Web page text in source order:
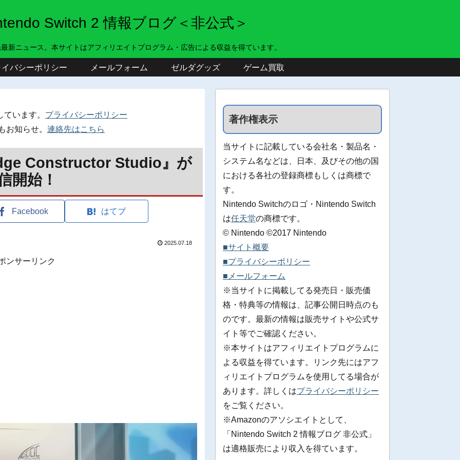
Switch 2 情報ブログ＜非公式＞
新ニュース。本サイトはアフィリエイトプログラム・広告による収益を得ています。
バシーポリシー メールフォーム ゼルダグッズ ゲーム買取
います。 プライバシーポリシー
お知らせ。 連絡先はこちら
Constructor Studio』が
開始！
Facebook はてブ
2025.07.18
ンサーリンク
著作権表示
当サイトに記載している会社名・製品名・
システム名などは、日本、及びその他の国
における各社の登録商標もしくは商標で
す。
Nintendo Switchのロゴ・Nintendo Switch
は任天堂の商標です。
© Nintendo ©2017 Nintendo
■サイト概要
■プライバシーポリシー
■メールフォーム
※当サイトに掲載してる発売日・販売価
格・特典等の情報は、記事公開日時点のも
のです。最新の情報は販売サイトや公式サ
イト等でご確認ください。
※本サイトはアフィリエイトプログラムに
よる収益を得ています。リンク先にはアフ
ィリエイトプログラムを使用してる場合が
あります。詳しくはプライバシーポリシー
をご覧ください。
※Amazonのアソシエイトとして、
「Nintendo Switch 2 情報ブログ 非公式」
は適格販売により収入を得ています。